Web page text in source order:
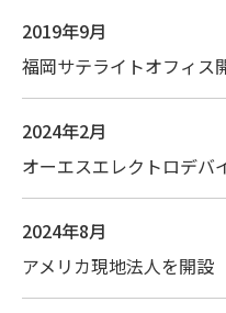
2019年9月
福岡サテライトオフィス
2024年2月
オーエスエレクトロデバ
2024年8月
アメリカ現地法人を開設